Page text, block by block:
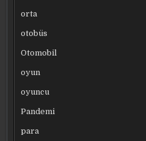
orta
otobüs
Otomobil
oyun
oyuncu
Pandemi
para